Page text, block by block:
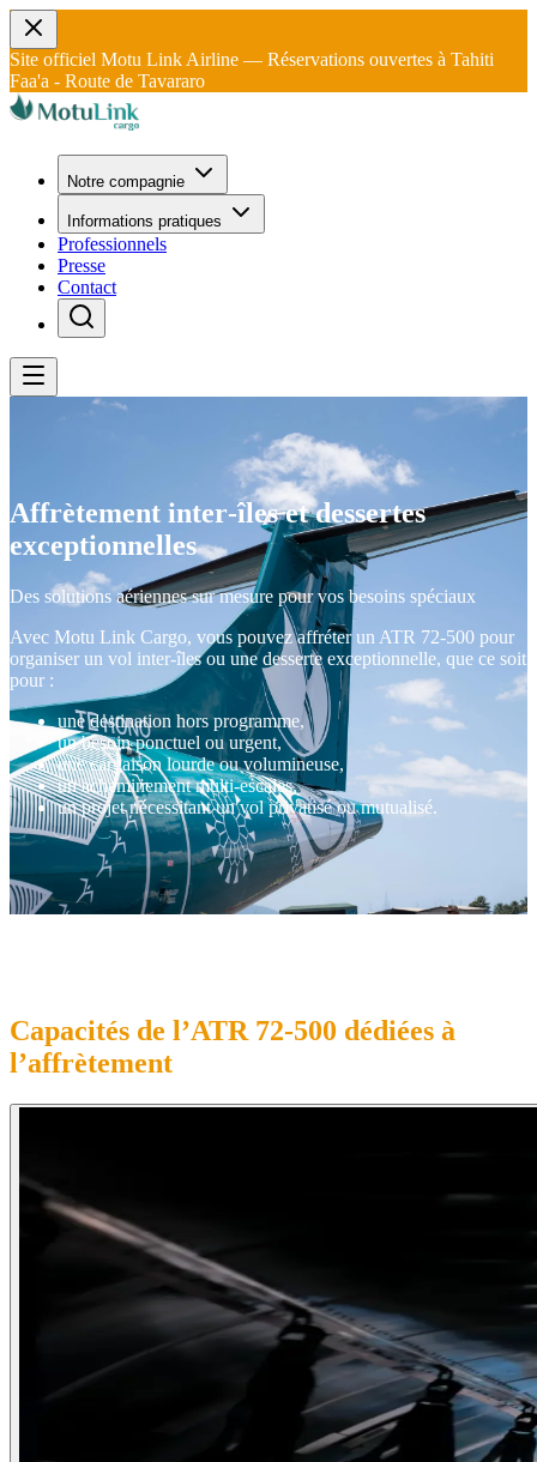
Site officiel Motu Link Airline — Réservations ouvertes à Tahiti
Faa'a - Route de Tavararo
Notre compagnie
Informations pratiques
Professionnels
Presse
Contact
Affrètement inter‑îles etdessertes
exceptionnelles
Des solutions aériennes sur mesure pour vos besoins spéciaux
Avec Motu Link Cargo, vous pouvez affréter un ATR 72‑500 pour
organiser un vol inter‑îles ou une desserte exceptionnelle, que ce soit
pour :
une destination hors programme,
un besoin ponctuel ou urgent,
une cargaison lourde ou volumineuse,
un acheminement multi‑escales,
un projet nécessitant un vol privatisé ou mutualisé.
Capacités de l’ATR 72‑500 dédiées à
l’affrètement